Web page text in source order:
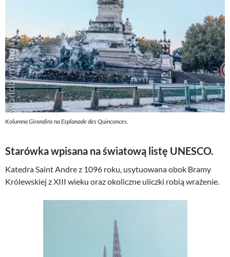
Kolumna Girondins na Esplanade des Quinconces.
Starówka wpisana na światową listę UNESCO.
Katedra Saint Andre z 1096 roku, usytuowana obok Bramy
Królewskiej z XIII wieku oraz okoliczne uliczki robią wrażenie.